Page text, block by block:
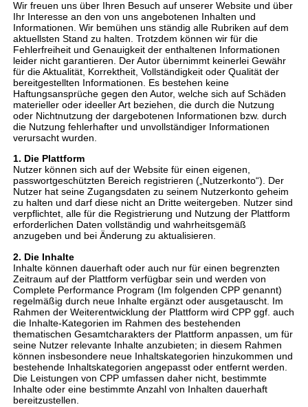
Wir freuen uns über Ihren Besuch auf unserer Website und über
Ihr Interesse an den von uns angebotenen Inhalten und
Informationen. Wir bemühen uns ständig alle Rubriken auf dem
aktuellsten Stand zu halten. Trotzdem können wir für die
Fehlerfreiheit und Genauigkeit der enthaltenen Informationen
leider nicht garantieren. Der Autor übernimmt keinerlei Gewähr
für die Aktualität, Korrektheit, Vollständigkeit oder Qualität der
bereitgestellten Informationen. Es bestehen keine
Haftungsansprüche gegen den Autor, welche sich auf Schäden
materieller oder ideeller Art beziehen, die durch die Nutzung
oder Nichtnutzung der dargebotenen Informationen bzw. durch
die Nutzung fehlerhafter und unvollständiger Informationen
verursacht wurden.
1. Die Plattform
Nutzer können sich auf der Website für einen eigenen,
passwortgeschützten Bereich registrieren („Nutzerkonto“). Der
Nutzer hat seine Zugangsdaten zu seinem Nutzerkonto geheim
zu halten und darf diese nicht an Dritte weitergeben. Nutzer sind
verpflichtet, alle für die Registrierung und Nutzung der Plattform
erforderlichen Daten vollständig und wahrheitsgemäß
anzugeben und bei Änderung zu aktualisieren.
2. Die Inhalte
Inhalte können dauerhaft oder auch nur für einen begrenzten
Zeitraum auf der Plattform verfügbar sein und werden von
Complete Performance Program (Im folgenden CPP genannt)
regelmäßig durch neue Inhalte ergänzt oder ausgetauscht. Im
Rahmen der Weiterentwicklung der Plattform wird CPP ggf. auch
die Inhalte-Kategorien im Rahmen des bestehenden
thematischen Gesamtcharakters der Plattform anpassen, um für
seine Nutzer relevante Inhalte anzubieten; in diesem Rahmen
können insbesondere neue Inhaltskategorien hinzukommen und
bestehende Inhaltskategorien angepasst oder entfernt werden.
Die Leistungen von CPP umfassen daher nicht, bestimmte
Inhalte oder eine bestimmte Anzahl von Inhalten dauerhaft
bereitzustellen.